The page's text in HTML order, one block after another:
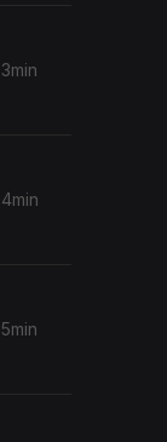
3min
4min
5min